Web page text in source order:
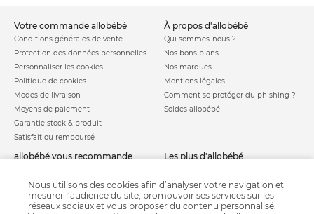
votre commande allobébé
Conditions générales de vente
Protection des données personnelles
Personnaliser les cookies
Politique de cookies
Modes de livraison
Moyens de paiement
Garantie stock & produit
Satisfait ou remboursé
à propos d'allobébé
Qui sommes-nous ?
Nos bons plans
Nos marques
Mentions légales
Comment se protéger du phishing ?
Soldes allobébé
allobébé vous recommande
Nos labels
Nos licences
les plus d'allobébé
Infos conseils
Jeux concours
Valise de maternité
Nous utilisons des cookies afin d’analyser votre navigation et
mesurer l’audience du site, promouvoir ses services sur les
réseaux sociaux et vous proposer du contenu personnalisé.